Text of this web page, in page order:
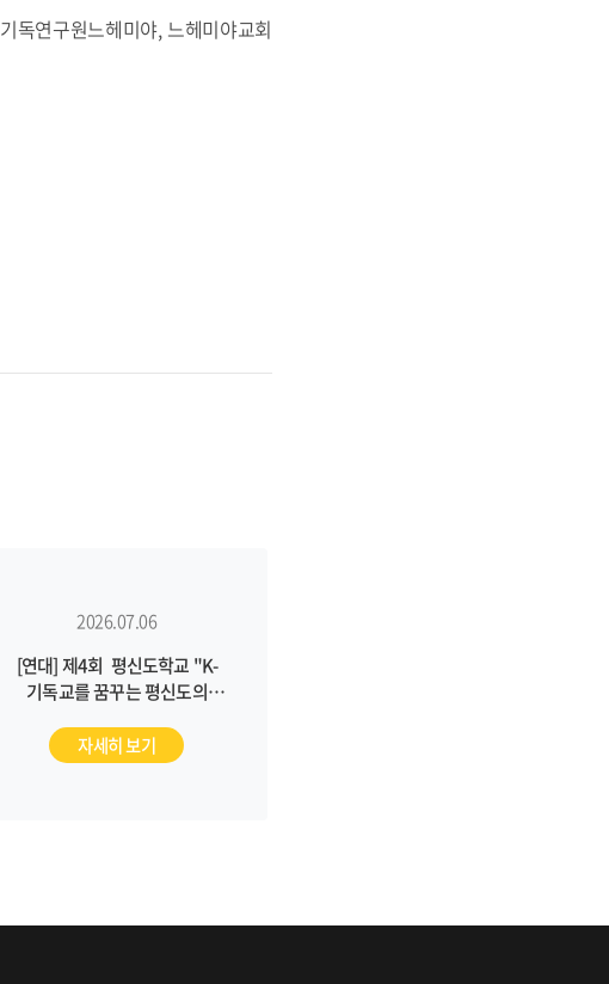
독연구원느헤미야, 느헤미야교회
2026.07.06
[연대] 제4회 평신도학교 "K-
기독교를 꿈꾸는 평신도의
자세히 보기